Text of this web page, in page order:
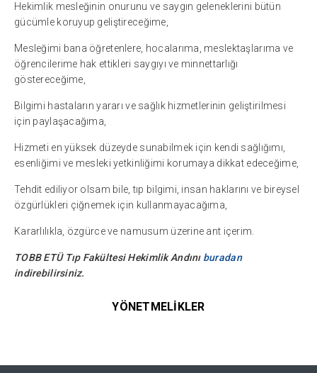
Hekimlik mesleğinin onurunu ve saygın geleneklerini bütün
gücümle koruyup geliştireceğime,
Mesleğimi bana öğretenlere, hocalarıma, meslektaşlarıma ve
öğrencilerime hak ettikleri saygıyı ve minnettarlığı
göstereceğime,
Bilgimi hastaların yararı ve sağlık hizmetlerinin geliştirilmesi
için paylaşacağıma,
Hizmeti en yüksek düzeyde sunabilmek için kendi sağlığımı,
esenliğimi ve mesleki yetkinliğimi korumaya dikkat edeceğime,
Tehdit ediliyor olsam bile, tıp bilgimi, insan haklarını ve bireysel
özgürlükleri çiğnemek için kullanmayacağıma,
Kararlılıkla, özgürce ve namusum üzerine ant içerim.
TOBB ETÜ Tıp Fakültesi Hekimlik Andını buradan
indirebilirsiniz.
YÖNETMELİKLER